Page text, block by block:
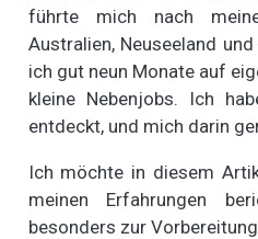
führte mich nach
Australien, Neuseeland
ich gut neun Monate auf
kleine Nebenjobs. Ich
entdeckt, und mich darin
Ich möchte in diesem
meinen Erfahrungen
besonders zur